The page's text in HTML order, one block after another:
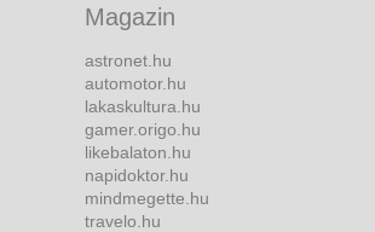
Magazin
astronet.hu
automotor.hu
lakaskultura.hu
gamer.origo.hu
likebalaton.hu
napidoktor.hu
mindmegette.hu
travelo.hu